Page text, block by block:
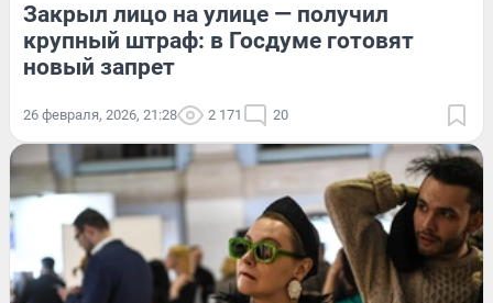
Закрыл лицо на улице — получил
крупный штраф: в Госдуме готовят
новый запрет
26 февраля, 2026, 21:28 2 171 20